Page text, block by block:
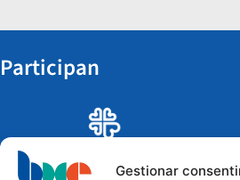
Gestionar
Participan